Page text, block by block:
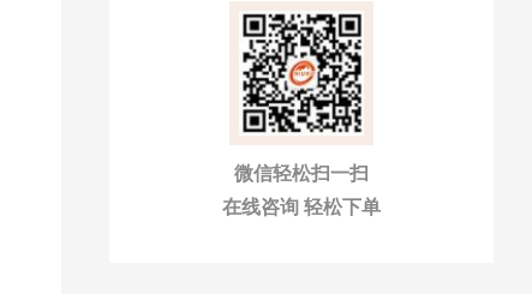
微信轻松扫一扫
在线咨询 轻松下单